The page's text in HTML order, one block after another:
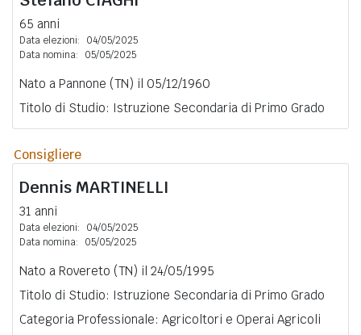
65 anni
Data elezioni:
04/05/2025
Data nomina:
05/05/2025
Nato a Pannone (TN) il 05/12/1960
Titolo di Studio: Istruzione Secondaria di Primo Grado
Consigliere
Dennis MARTINELLI
31 anni
Data elezioni:
04/05/2025
Data nomina:
05/05/2025
Nato a Rovereto (TN) il 24/05/1995
Titolo di Studio: Istruzione Secondaria di Primo Grado
Categoria Professionale: Agricoltori e Operai Agricoli